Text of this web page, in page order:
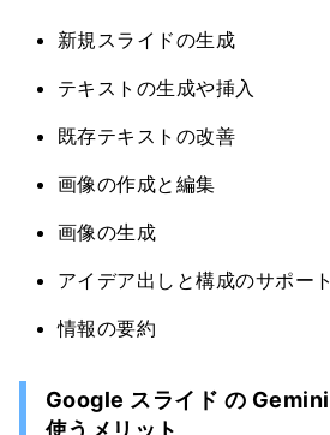
新規スライドの生成
テキストの生成や挿入
既存テキストの改善
画像の作成と編集
画像の生成
アイデア出しと構成のサポート
情報の要約
Google スライド の